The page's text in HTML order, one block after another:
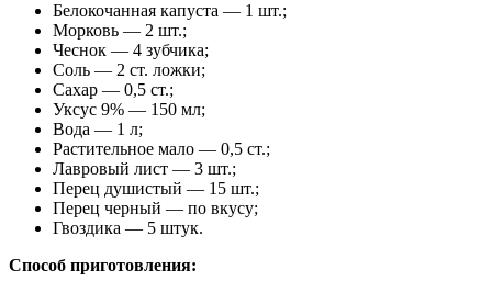
Белокочанная капуста — 1 шт.;
Морковь — 2 шт.;
Чеснок — 4 зубчика;
Соль — 2 ст. ложки;
Сахар — 0,5 ст.;
Уксус 9% — 150 мл;
Вода — 1 л;
Растительное мало — 0,5 ст.;
Лавровый лист — 3 шт.;
Перец душистый — 15 шт.;
Перец черный — по вкусу;
Гвоздика — 5 штук.
Способ приготовления: